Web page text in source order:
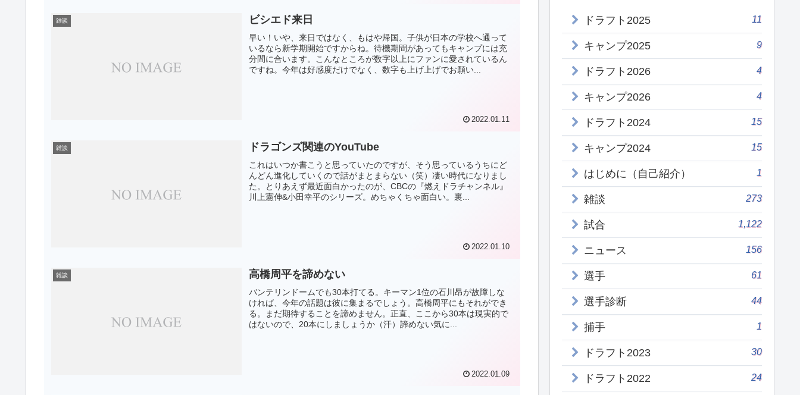
雑談 ビシエド来日
早い！いや、来日ではなく、もはや帰国。子供が日本の学校へ通って
いるなら新学期開始ですからね。待機期間があってもキャンプには充
分間に合います。こんなところが数字以上にファンに愛されているん
ですね。今年は好感度だけでなく、数字も上げ上げでお願い...
2022.01.11
雑談 ドラゴンズ関連のYouTube
これはいつか書こうと思っていたのですが、そう思っているうちにど
んどん進化していくので話がまとまらない（笑）凄い時代になりまし
た。とりあえず最近面白かったのが、CBCの『燃えドラチャンネル』
川上憲伸&小田幸平のシリーズ。めちゃくちゃ面白い。裏...
2022.01.10
雑談 高橋周平を諦めない
バンテリンドームでも30本打てる。キーマン1位の石川昂が故障しな
ければ、今年の話題は彼に集まるでしょう。高橋周平にもそれができ
る。まだ期待することを諦めません。正直、ここから30本は現実的で
はないので、20本にしましょうか（汗）諦めない気に...
2022.01.09
ドラフト2025 11
キャンプ2025 9
ドラフト2026 4
キャンプ2026 4
ドラフト2024 15
キャンプ2024 15
はじめに（自己紹介） 1
雑談 273
試合 1,122
ニュース 156
選手 61
選手診断 44
捕手 1
ドラフト2023 30
ドラフト2022 24